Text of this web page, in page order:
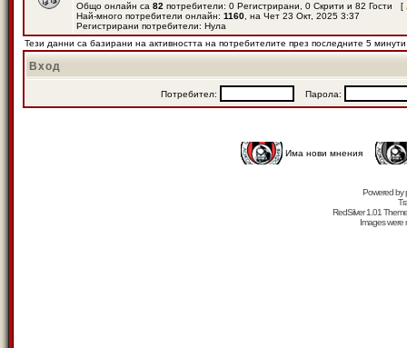
Общо онлайн са 82 потребители: 0 Регистрирани, 0 Скрити и 82 Гости [
Най-много потребители онлайн: 1160 , на Чет 23 Окт, 2025 3:37
Регистрирани потребители: Нула
Тези данни са базирани на активността на потребителите през последните 5 минути
Вход
Потребител: Парола:
Има нови мнения
Powered by
RedSilver 1.01
Images were